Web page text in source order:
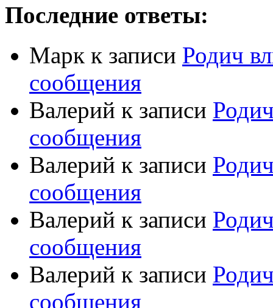
Последние ответы:
Марк к записи Родич
сообщения
Валерий к записи
сообщения
Валерий к записи
сообщения
Валерий к записи
сообщения
Валерий к записи
сообщения